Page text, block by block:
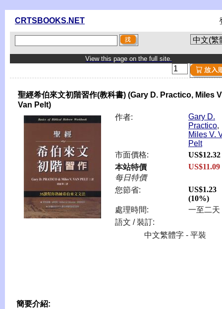
CRTSBOOKS.NET
View this page on the full site.
聖經希伯來文初階習作(教科書) (Gary D. Practico, Miles
Van Pelt)
作者:
Gary D.
Practico,
Miles V.
Pelt
市面價格:
US$12.32
本站特價
每日特價
US$11.09
您節省:
US$1.23
(10%)
處理時間:
一至二天
語文 / 裝訂:
中文繁體字 - 平裝
簡要介紹: